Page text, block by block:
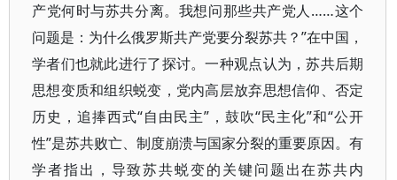
产党何时与苏共分离。我想问那些共产党人……这个
问题是：为什么俄罗斯共产党要分裂苏共？”在中国，
学者们也就此进行了探讨。一种观点认为，苏共后期
思想变质和组织蜕变，党内高层放弃思想信仰、否定
历史，追捧西式“自由民主”，鼓吹“民主化”和“公开
性”是苏共败亡、制度崩溃与国家分裂的重要原因。有
学者指出，导致苏共蜕变的关键问题出在苏共内